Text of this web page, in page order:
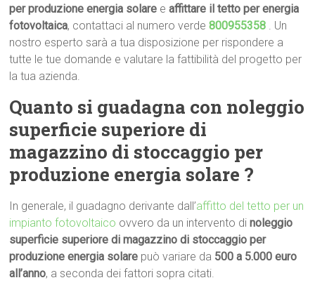
per produzione energia solare eaffittare il tetto per energia
fotovoltaica, contattaci al numero verde800955358 . Un
nostro esperto sarà a tua disposizione per rispondere a
tutte le tue domande e valutare la fattibilità del progetto per
la tua azienda.
Quanto si guadagna con noleggio
superficie superiore di
magazzino di stoccaggio per
produzione energia solare ?
In generale, il guadagno derivante dall’affitto del tetto per un
impianto fotovoltaico ovvero da un intervento dinoleggio
superficie superiore di magazzino di stoccaggio per
produzione energia solare può variare da 500 a 5.000 euro
all’anno, a seconda dei fattori sopra citati.